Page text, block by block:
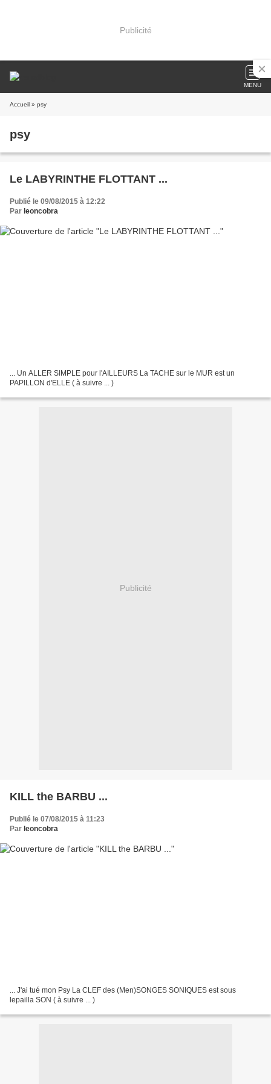
Publicité
MENU
Accueil » psy
psy
Le LABYRINTHE FLOTTANT ...
Publié le 09/08/2015 à 12:22
Par leoncobra
... Un ALLER SIMPLE pour l'AILLEURS La TACHE sur le MUR est un
PAPILLON d'ELLE ( à suivre ... )
Publicité
KILL the BARBU ...
Publié le 07/08/2015 à 11:23
Par leoncobra
... J'ai tué mon Psy La CLEF des (Men)SONGES SONIQUES est sous
lepailla SON ( à suivre ... )